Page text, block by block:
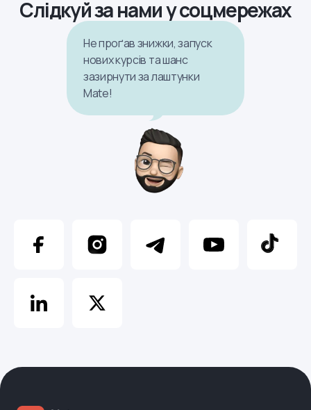
Слідкуй за нами у соцмережах
Не проґав знижки, запуск
нових курсів та шанс
зазирнути за лаштунки
Mate!